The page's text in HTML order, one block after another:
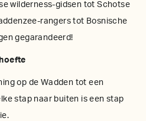
wilderness-gidsen tot Schotse
rangers tot Bosnische
gegarandeerd!
op de Wadden tot een
stap naar buiten is een stap